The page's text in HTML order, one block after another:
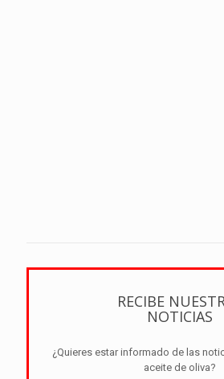
RECIBE
NOTICIAS
¿Quieres estar informado de las
aceite de oliva?